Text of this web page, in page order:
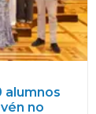
alumnos
no